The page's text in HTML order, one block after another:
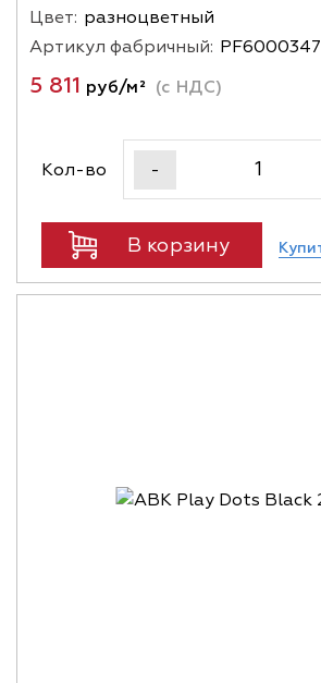
Цвет: разноцветный
Артикул фабричный:
5 811 руб/м² (с НДС)
Кол-во -
В корзину